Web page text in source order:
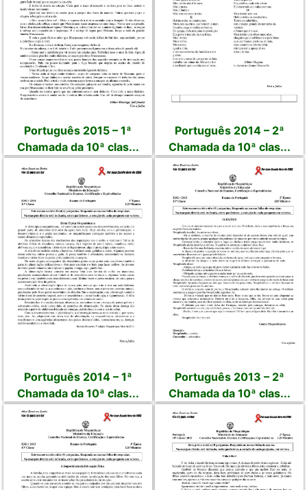
Português 2015 – 1ª
Chamada da 10ª clas...
Português 2014 – 2ª
Chamada da 10ª clas...
Português 2014 – 1ª
Chamada da 10ª clas...
Português 2013 – 2ª
Chamada da 10ª clas...